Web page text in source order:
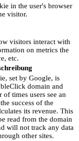
in the user's browser
visitor.
visitors interact with
on metrics the
etc.
set by Google, is
domain and
of times users see an
success of the
its revenue. This
read from the domain
will not track any data
other sites.